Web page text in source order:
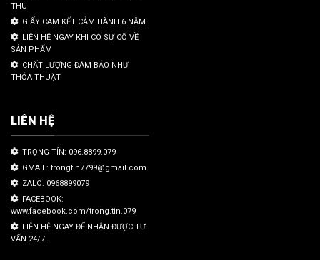
THU
GIẤY CAM KẾT CẢM HÀNH 6 NĂM
LIÊN HỆ NGAY KHI CÓ SỰ CỐ VỀ
SẢN PHẨM
CHẤT LƯỢNG ĐÀM BẢO NHƯ
THỎA THUẬT
LIÊN HỆ
TRỌNG TÍN: 096.8899.079
GMAIL: trongtin7799@gmail.com
ZALO: 0968899079
FACEBOOK:
www.facebook.com/trong.tin.079
LIÊN HỆ NGAY ĐỂ NHẬN ĐƯỢC TƯ
VẤN 24/7.